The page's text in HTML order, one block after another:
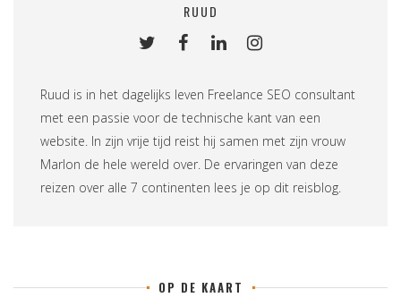
RUUD
Ruud is in het dagelijks leven Freelance SEO consultant
met een passie voor de technische kant van een
website. In zijn vrije tijd reist hij samen met zijn vrouw
Marlon de hele wereld over. De ervaringen van deze
reizen over alle 7 continenten lees je op dit reisblog
OP DE KAART